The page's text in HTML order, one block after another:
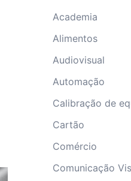
Academia
Alimentos
Audiovisual
Automação
Calibração de
Cartão
Comércio
Comunicação